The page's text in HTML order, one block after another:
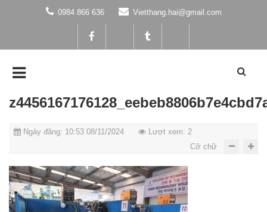
0984 866 636 Vietthang.hai@gmail.com
Ngày đăng: 10:53 08/11/2024
Lượt xem: 2
Cỡ chữ